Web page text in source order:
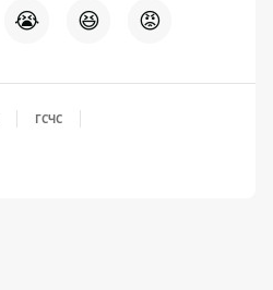
😭 😆 😡
ГСЧС